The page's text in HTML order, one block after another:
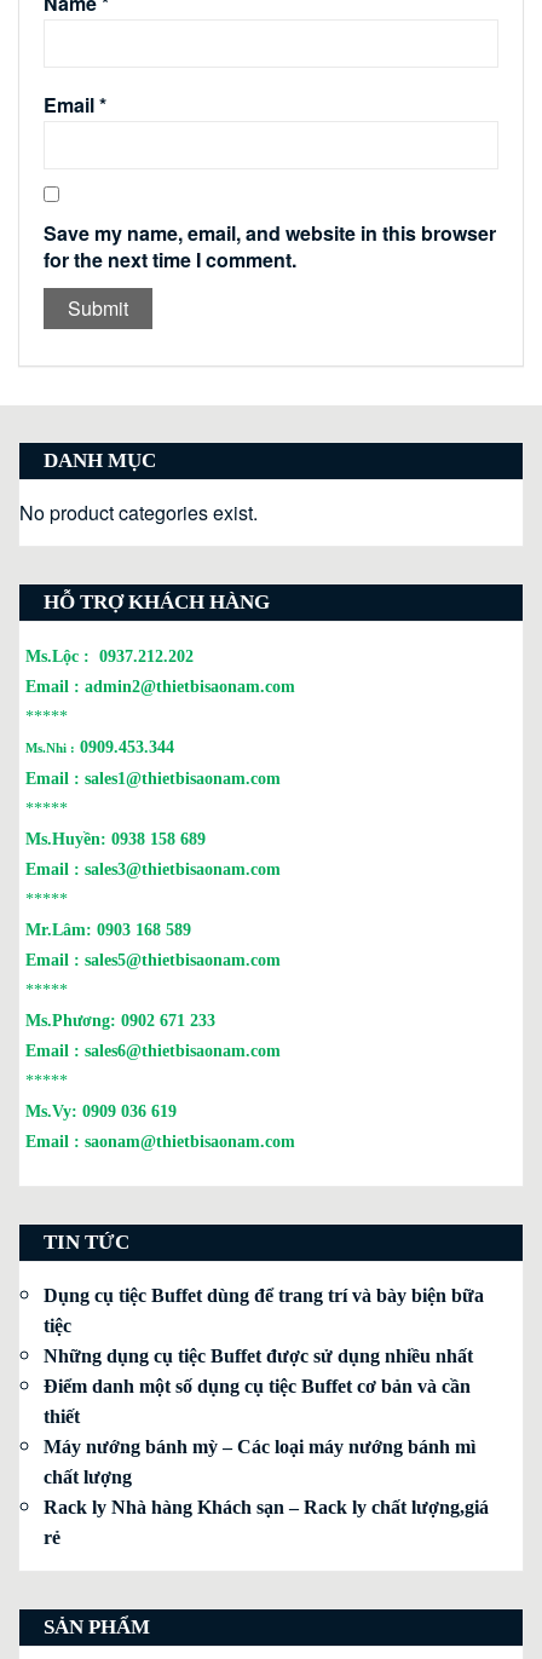
Email*
Save my name, email, and website in this browser
for the next time I comment.
DANH MỤC
No product categories exist.
HỖ TRỢ KHÁCH HÀNG
Ms.Lộc : 0937.212.202
Email : admin2@thietbisaonam.com
*****
Ms.Nhi : 0909.453.344
Email : sales1@thietbisaonam.com
*****
Ms.Huyền: 0938 158 689
Email : sales3@thietbisaonam.com
*****
Mr.Lâm: 0903 168 589
Email : sales5@thietbisaonam.com
*****
Ms.Phương: 0902 671 233
Email : sales6@thietbisaonam.com
*****
Ms.Vy: 0909 036 619
Email : saonam@thietbisaonam.com
TIN TỨC
Dụng cụ tiệc Buffet dùng để trang trí và bày biện bữa
tiệc
Những dụng cụ tiệc Buffet được sử dụng nhiều nhất
Điểm danh một số dụng cụ tiệc Buffet cơ bản và cần
thiết
Máy nướng bánh mỳ – Các loại máy nướng bánh mì
chất lượng
Rack ly Nhà hàng Khách sạn – Rack ly chất lượng,giá
rẻ
SẢN PHẨM